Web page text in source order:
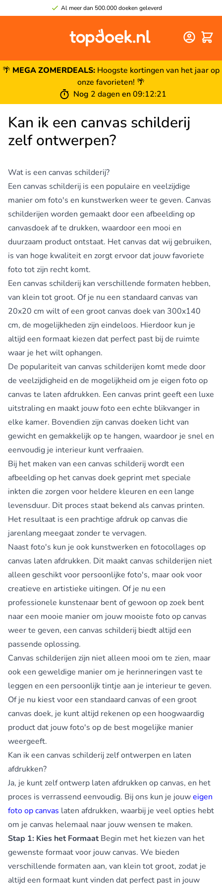
Al meer dan 500.000 doeken geleverd
🌴 MEGA ZOMERDEALS: Hoogste kortingen van het jaar op
onze favorieten! 🌴
Nog 2 dagen en09:12:20
Kan ik een canvas schilderij
zelf ontwerpen?
Wat is een canvas schilderij?
Een canvas schilderij is een populaire en veelzijdige
manier om foto's en kunstwerken weer te geven. Canvas
schilderijen worden gemaakt door een afbeelding op
canvasdoek af te drukken, waardoor een mooi en
duurzaam product ontstaat. Het canvas dat wij gebruiken,
is van hoge kwaliteit en zorgt ervoor dat jouw favoriete
foto tot zijn recht komt.
Een canvas schilderij kan verschillende formaten hebben,
van klein tot groot. Of je nu een standaard canvas van
20x20 cm wilt of een groot canvas doek van 300x140
cm, de mogelijkheden zijn eindeloos. Hierdoor kun je
altijd een formaat kiezen dat perfect past bij de ruimte
waar je het wilt ophangen.
De populariteit van canvas schilderijen komt mede door
de veelzijdigheid en de mogelijkheid om je eigen foto op
canvas te laten afdrukken. Een canvas print geeft een luxe
uitstraling en maakt jouw foto een echte blikvanger in
elke kamer. Bovendien zijn canvas doeken licht van
gewicht en gemakkelijk op te hangen, waardoor je snel en
eenvoudig je interieur kunt verfraaien.
Bij het maken van een canvas schilderij wordt een
afbeelding op het canvas doek geprint met speciale
inkten die zorgen voor heldere kleuren en een lange
levensduur. Dit proces staat bekend als canvas printen.
Het resultaat is een prachtige afdruk op canvas die
jarenlang meegaat zonder te vervagen.
Naast foto's kun je ook kunstwerken en fotocollages op
canvas laten afdrukken. Dit maakt canvas schilderijen niet
alleen geschikt voor persoonlijke foto's, maar ook voor
creatieve en artistieke uitingen. Of je nu een
professionele kunstenaar bent of gewoon op zoek bent
naar een mooie manier om jouw mooiste foto op canvas
weer te geven, een canvas schilderij biedt altijd een
passende oplossing.
Canvas schilderijen zijn niet alleen mooi om te zien, maar
ook een geweldige manier om je herinneringen vast te
leggen en een persoonlijk tintje aan je interieur te geven.
Of je nu kiest voor een standaard canvas of een groot
canvas doek, je kunt altijd rekenen op een hoogwaardig
product dat jouw foto's op de best mogelijke manier
weergeeft.
Kan ik een canvas schilderij zelf ontwerpen en laten
afdrukken?
Ja, je kunt zelf ontwerp laten afdrukken op canvas, en het
proces is verrassend eenvoudig. Bij ons kun je jouweigen
foto op canvas laten afdrukken, waarbij je veel opties hebt
om je canvas helemaal naar jouw wensen te maken.
Stap 1: Kies het FormaatBegin met het kiezen van het
gewenste formaat voor jouw canvas. We bieden
verschillende formaten aan, van klein tot groot, zodat je
altijd een formaat kunt vinden dat perfect past in jouw